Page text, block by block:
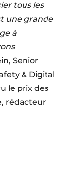
tous les
une grande
à
Senior
& Digital
le prix des
rédacteur